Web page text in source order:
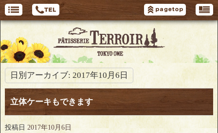
日別アーカイブ: 2017年10月6日
立体ケーキもできます
投稿日 2017年10月6日